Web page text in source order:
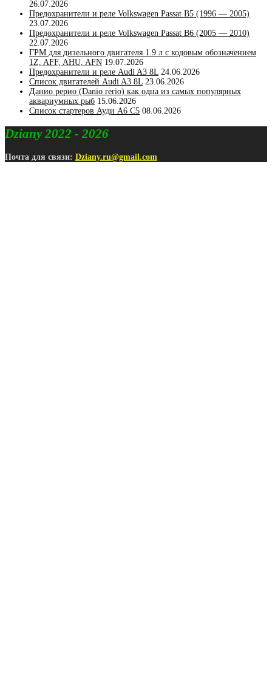
26.07.2026
Предохранители и реле Volkswagen Passat B5 (1996 — 2005)
23.07.2026
Предохранители и реле Volkswagen Passat B6 (2005 — 2010)
22.07.2026
ГРМ для дизельного двигателя 1.9 л с кодовым обозначением
1Z, AFF, AHU, AFN 19.07.2026
Предохранители и реле Audi A3 8L 24.06.2026
Список двигателей Audi A3 8L 23.06.2026
Данио рерио (Danio rerio) как одна из самых популярных
аквариумных рыб 15.06.2026
Список стартеров Ауди А6 С5 08.06.2026
Dziany 2022 - 2026
Почта для связи: Dziany.ru@gmail.com